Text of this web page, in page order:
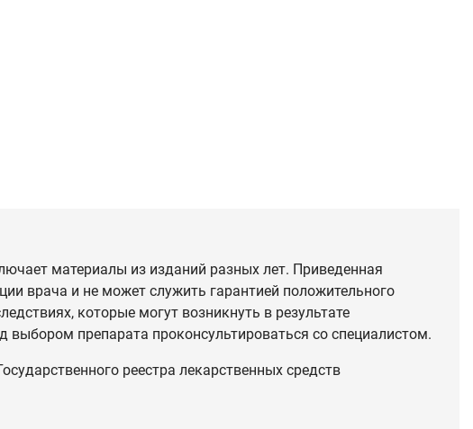
материалы из изданий разных лет. Приведенная
врача и не может служить гарантией положительного
которые могут возникнуть в результате
выбором препарата проконсультироваться со специалистом.
реестра лекарственных средств